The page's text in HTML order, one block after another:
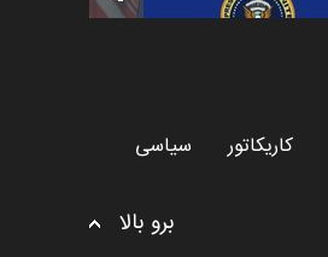
کاریکاتور سیاسی
برو بالا